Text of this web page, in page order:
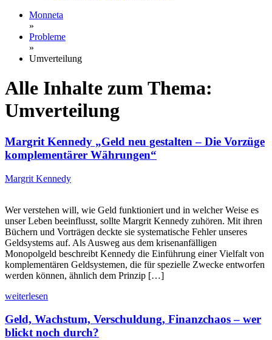
Monneta
»
Probleme
»
Umverteilung
Alle Inhalte zum Thema:
Umverteilung
Margrit Kennedy „Geld neu gestalten – Die Vorzüge
komplementärer Währungen“
Margrit Kennedy
Wer verstehen will, wie Geld funktioniert und in welcher Weise es
unser Leben beeinflusst, sollte Margrit Kennedy zuhören. Mit ihren
Bü­chern und Vorträgen deckte sie systematische Fehler unseres
Geldsystems auf. Als Ausweg aus dem krisenanfälligen
Monopolgeld beschreibt Kennedy die Einführung einer Vielfalt von
komplementären Geldsystemen, die für spezielle Zwecke entworfen
werden können, ähnlich dem Prinzip […]
weiterlesen
Geld, Wachstum, Verschuldung, Finanzchaos – wer
blickt noch durch?